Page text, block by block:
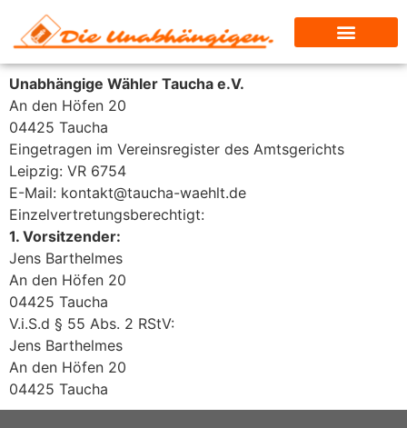
Unabhängige Wähler Taucha e.V.
An den Höfen 20
04425 Taucha
Eingetragen im Vereinsregister des Amtsgerichts
Leipzig: VR 6754
E-Mail: kontakt@taucha-waehlt.de
Einzelvertretungsberechtigt:
1. Vorsitzender:
Jens Barthelmes
An den Höfen 20
04425 Taucha
V.i.S.d § 55 Abs. 2 RStV:
Jens Barthelmes
An den Höfen 20
04425 Taucha